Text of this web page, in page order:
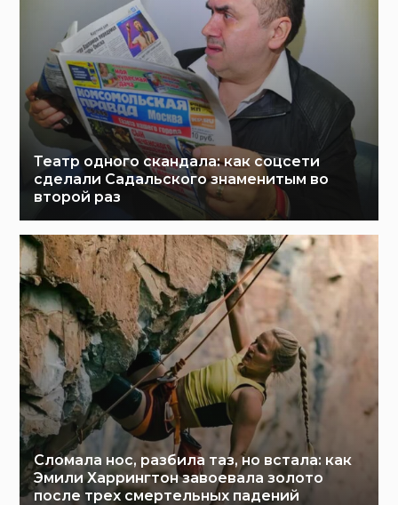
Театр одного скандала: как соцсети
сделали Садальского знаменитым во
второй раз
Сломала нос, разбила таз, но встала: как
Эмили Харрингтон завоевала золото
после трех смертельных падений